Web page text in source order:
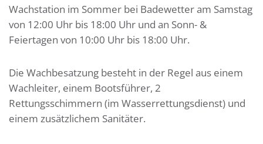
Wachstation im Sommer bei Badewetter am Samstag
von 12:00 Uhr bis 18:00 Uhr und an Sonn- &
Feiertagen von 10:00 Uhr bis 18:00 Uhr.
Die Wachbesatzung besteht in der Regel aus einem
Wachleiter, einem Bootsführer, 2
Rettungsschimmern (im Wasserrettungsdienst) und
einem zusätzlichem Sanitäter.